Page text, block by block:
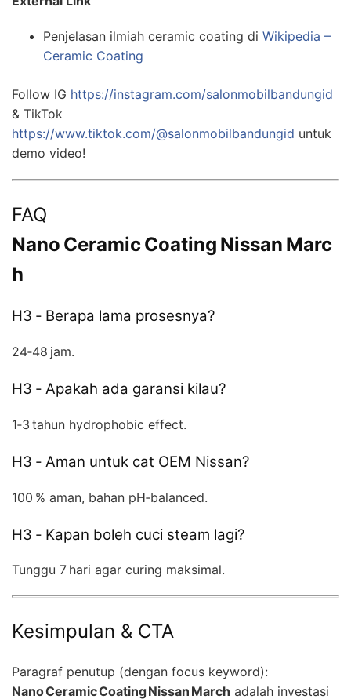
Penjelasan ilmiah ceramic coating di Wikipedia –
Ceramic Coating
Follow IG https://instagram.com/salonmobilbandungid
& TikTok
https://www.tiktok.com/@salonmobilbandungid untuk
demo video!
FAQ
Nano Ceramic Coating Nissan Marc
h
H3 ‑ Berapa lama prosesnya?
24‑48 jam.
H3 ‑ Apakah ada garansi kilau?
1‑3 tahun hydrophobic effect.
H3 ‑ Aman untuk cat OEM Nissan?
100 % aman, bahan pH‑balanced.
H3 ‑ Kapan boleh cuci steam lagi?
Tunggu 7 hari agar curing maksimal.
Kesimpulan & CTA
Paragraf penutup (dengan focus keyword):
Nano Ceramic Coating Nissan March adalah investasi